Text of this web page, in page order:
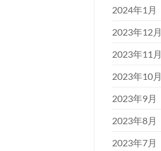
2024年1月
2023年12月
2023年11月
2023年10月
2023年9月
2023年8月
2023年7月